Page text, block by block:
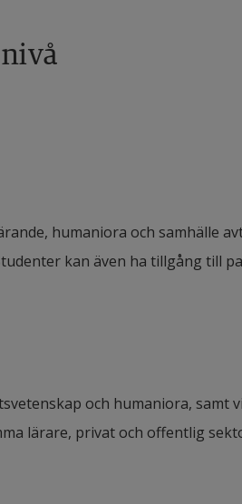
humaniora och samhälle
kan även ha tillgång till
och humaniora, samt
lärare, privat och offentlig